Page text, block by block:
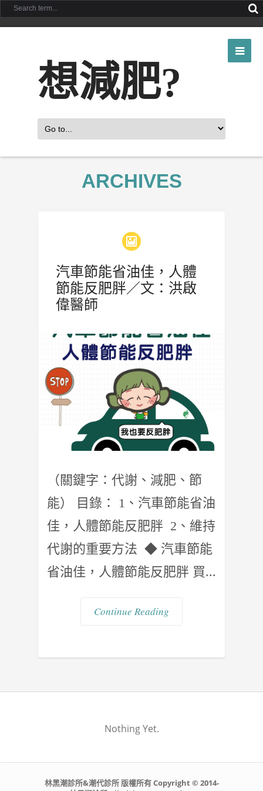
想減肥?
ARCHIVES
汽車節能省油佳，人體
節能反肥胖／文：洪啟
偉醫師
（關鍵字：代謝、減肥、節
能） 目錄： 1、汽車節能省油
佳，人體節能反肥胖 2、維持
代謝的重要方法 ◆ 汽車節能
省油佳，人體節能反肥胖 買...
Continue Reading
Nothing Yet.
林黑潮診所&潮代診所 版權所有 Copyright © 2014-